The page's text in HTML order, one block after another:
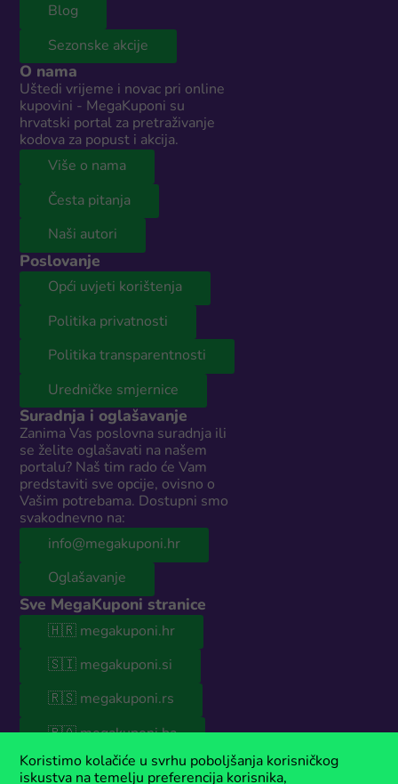
Blog
Sezonske akcije
O nama
Uštedi vrijeme i novac pri online
kupovini - MegaKuponi su
hrvatski portal za pretraživanje
kodova za popust i akcija.
Više o nama
Česta pitanja
Naši autori
Poslovanje
Opći uvjeti korištenja
Politika privatnosti
Politika transparentnosti
Uredničke smjernice
Suradnja i oglašavanje
Zanima Vas poslovna suradnja ili
se želite oglašavati na našem
portalu? Naš tim rado će Vam
predstaviti sve opcije, ovisno o
Vašim potrebama. Dostupni smo
svakodnevno na:
info@megakuponi.hr
Oglašavanje
Sve MegaKuponi stranice
🇭🇷 megakuponi.hr
🇸🇮 megakuponi.si
🇷🇸 megakuponi.rs
🇧🇦 megakuponi.ba
© 2026 MegaKuponi® Hrvatska
Koristimo kolačiće u svrhu poboljšanja korisničkog
iskustva na temelju preferencija korisnika,